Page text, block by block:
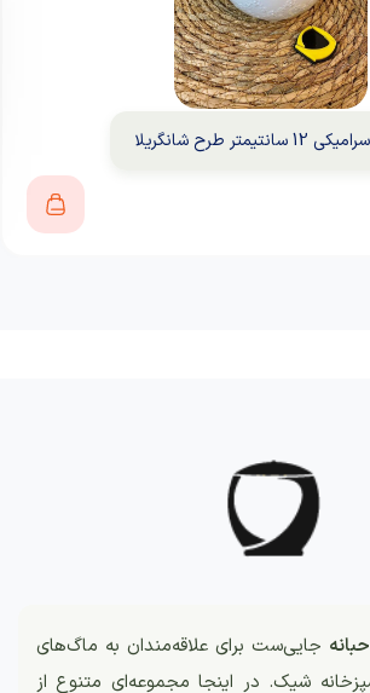
طرح شانگریلا
جایی‌ست برای علاقه‌مندان به ماگ‌های
شیک. در اینجا مجموعه‌ای متنوع از